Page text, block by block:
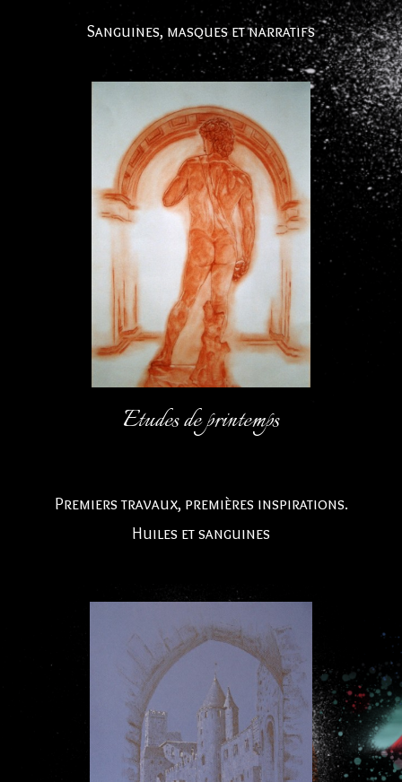
Sanguines, masques et narratifs
Etudes de printemps
Premiers travaux, premières inspirations.
Huiles et sanguines